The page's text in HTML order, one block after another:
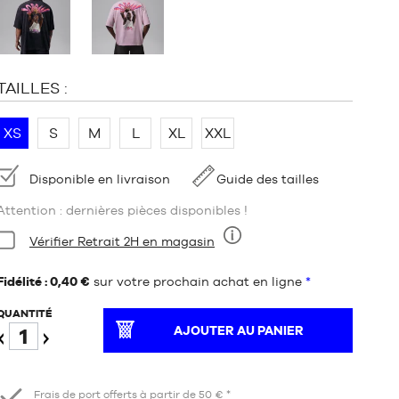
:
XS S M L XL XXL
Disponible en livraison Guide des tailles
: dernières pièces disponibles !
Vérifier Retrait 2H en magasin
: 0,40 € sur votre prochain achat en ligne *
AJOUTER AU PANIER
Frais de port offerts à partir de 50 € *